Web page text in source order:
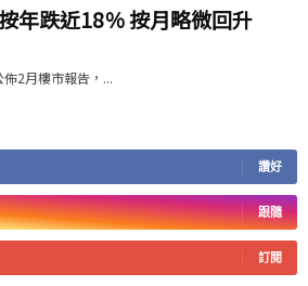
年跌近18％ 按月略微回升
2月樓市報告，...
讚好
跟隨
訂閱